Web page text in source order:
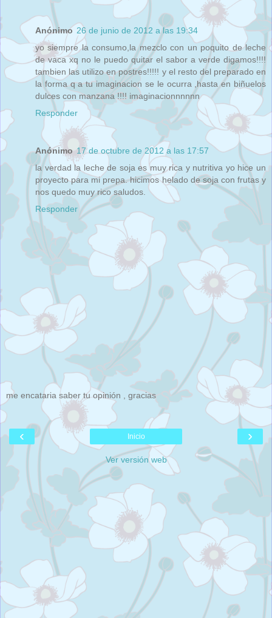
Anónimo 26 de junio de 2012 a las 19:34
yo siempre la consumo,la mezclo con un poquito de leche
de vaca xq no le puedo quitar el sabor a verde digamos!!!!
tambien las utilizo en postres!!!!! y el resto del preparado en
la forma q a tu imaginacion se le ocurra ,hasta en biñuelos
dulces con manzana !!!! imaginacionnnnnn
Responder
Anónimo 17 de octubre de 2012 a las 17:57
la verdad la leche de soja es muy rica y nutritiva yo hice un
proyecto para mi prepa. hicimos helado de soja con frutas y
nos quedo muy rico saludos.
Responder
me encataria saber tu opinión , gracias
‹ ›
Inicio
Ver versión web